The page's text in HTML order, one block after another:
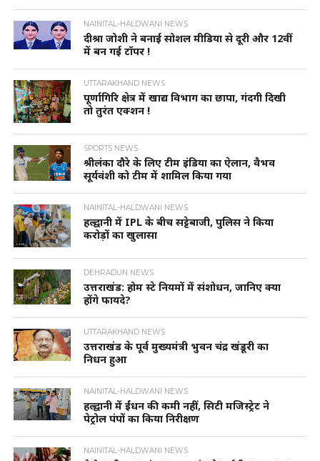
NAINITAL-HALDWANI NEWS
दीश्रा जोशी ने बनाई सोशल मीडिया से दूरी और 12वीं
में बन गई टॉपर !
UTTARAKHAND NEWS
पूर्णागिरि क्षेत्र में खाद्य विभाग का छापा, गंदगी दिखी
तो तुरंत एक्शन !
SPORTS NEWS
श्रीलंका दौरे के लिए टीम इंडिया का ऐलान, वैभव
सूर्यवंशी को टीम में शामिल किया गया
NAINITAL-HALDWANI NEWS
हल्द्वानी में IPL के बीच सट्टेबाजी, पुलिस ने किया
करोड़ों का खुलासा
DEHRADUN NEWS
उत्तराखंड: होम स्टे नियमों में संशोधन, जानिए क्या
होंगे फायदे?
UTTARAKHAND NEWS
उत्तराखंड के पूर्व मुख्यमंत्री भुवन चंद्र खंडूरी का
निधन हुआ
NAINITAL-HALDWANI NEWS
हल्द्वानी में ईंधन की कमी नहीं, सिटी मजिस्ट्रेट ने
पेट्रोल पंपों का किया निरीक्षण
NAINITAL-HALDWANI NEWS